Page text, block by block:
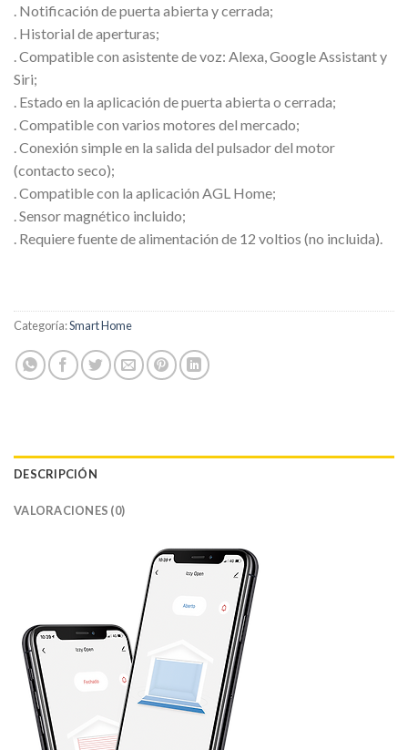
. Notificación de puerta abierta y cerrada;
. Historial de aperturas;
. Compatible con asistente de voz: Alexa, Google Assistant y
Siri;
. Estado en la aplicación de puerta abierta o cerrada;
. Compatible con varios motores del mercado;
. Conexión simple en la salida del pulsador del motor
(contacto seco);
. Compatible con la aplicación AGL Home;
. Sensor magnético incluido;
. Requiere fuente de alimentación de 12 voltios (no incluida).
Categoría:Smart Home
DESCRIPCIÓN
VALORACIONES (0)